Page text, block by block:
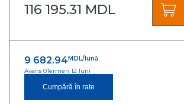
116 195.31 MDL
9 682.94 MDL/lună
Avans 0Termen 12 luni
Cumpără în rate